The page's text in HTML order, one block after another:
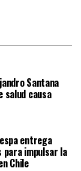
Santana
salud causa
entrega
para impulsar la
Chile